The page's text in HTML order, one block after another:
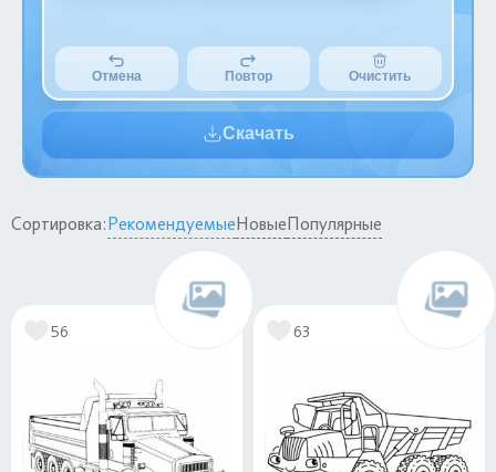
Отмена Повтор Очистить
Скачать
Сортировка:РекомендуемыеНовыеПопулярные
56 63